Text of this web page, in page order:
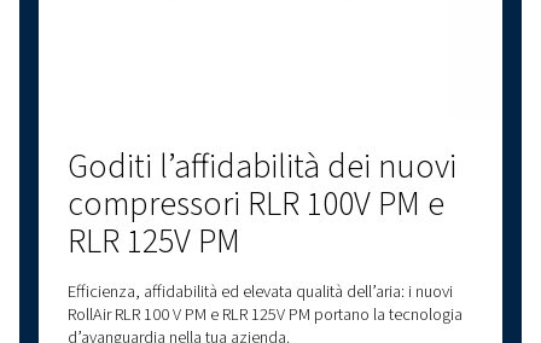
e meno costi
In ambito industriale, sono tanti gli utilizzi dell’aria
compressa. I compressori a magneti permanenti
sulla spesa energetica.